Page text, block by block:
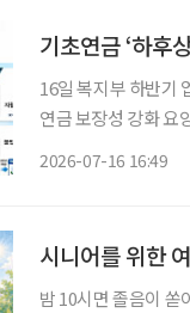
기초연금 ‘하후
16일 복지부 하반기 업무계획 발표 지속가능한 연금
연금 보장성 강화 요양병원 간병비 급여화 및 본인 부담금 경감 추진 보건복지부가 하반기에
2026-07-16 16:49
시니어를 위한
밤 10시면 졸음이 쏟